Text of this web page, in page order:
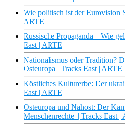
Wie politisch ist der Eurovision
ARTE
Russische Propaganda – Wie
East | ARTE
Nationalismus oder Tradition?
Osteuropa | Tracks East | ARTE
Köstliches Kulturerbe: Der
East | ARTE
Osteuropa und Nahost: Der
Menschenrechte. | Tracks East |